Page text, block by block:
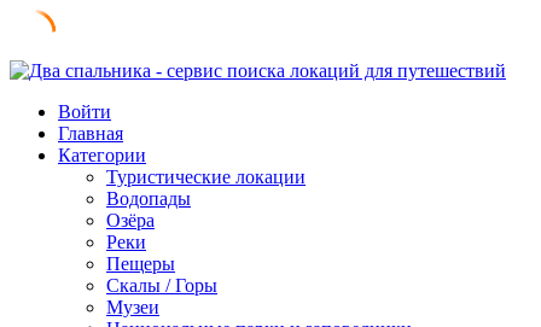
Skip
contentВойти
Главная
Категории
Туристические локации
Водопады
Озёра
Реки
Пещеры
Скалы / Горы
Музеи